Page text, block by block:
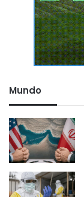
Mundo